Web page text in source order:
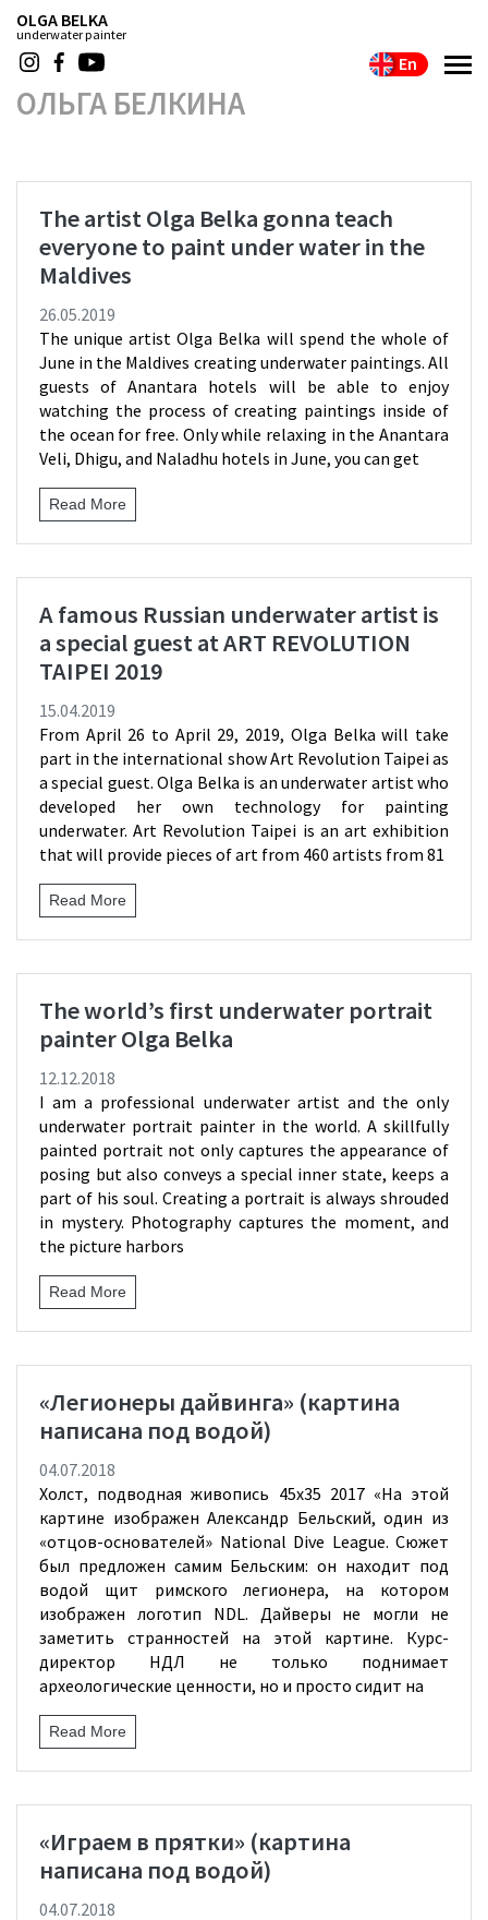
OLGA BELKA
underwater painter
En
ОЛЬГА БЕЛКИНА
The artist Olga Belka gonna teach
everyone to paint under water in the
Maldives
26.05.2019
The unique artist Olga Belka will spend the whole of
June in the Maldives creating underwater paintings. All
guests of Anantara hotels will be able to enjoy
watching the process of creating paintings inside of
the ocean for free. Only while relaxing in the Anantara
Veli, Dhigu, and Naladhu hotels in June, you can get
Read More
A famous Russian underwater artist is
a special guest at ART REVOLUTION
TAIPEI 2019
15.04.2019
From April 26 to April 29, 2019, Olga Belka will take
part in the international show Art Revolution Taipei as
a special guest. Olga Belka is an underwater artist who
developed her own technology for painting
underwater. Art Revolution Taipei is an art exhibition
that will provide pieces of art from 460 artists from 81
Read More
The world’s first underwater portrait
painter Olga Belka
12.12.2018
I am a professional underwater artist and the only
underwater portrait painter in the world. A skillfully
painted portrait not only captures the appearance of
posing but also conveys a special inner state, keeps a
part of his soul. Creating a portrait is always shrouded
in mystery. Photography captures the moment, and
the picture harbors
Read More
«Легионеры дайвинга» (картина
написана под водой)
04.07.2018
Холст, подводная живопись 45х35 2017 «На этой
картине изображен Александр Бельский, один из
«отцов-основателей» National Dive League. Сюжет
был предложен самим Бельским: он находит под
водой щит римского легионера, на котором
изображен логотип NDL. Дайверы не могли не
заметить странностей на этой картине. Курс-
директор НДЛ не только поднимает
археологические ценности, но и просто сидит на
Read More
«Играем в прятки» (картина
написана под водой)
04.07.2018